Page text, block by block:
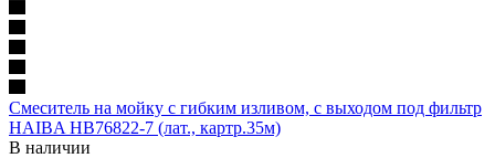
Смеситель на мойку с гибким изливом, с выходом под фильтр
HAIBA HB76822-7 (лат., картр.35м)
В наличии